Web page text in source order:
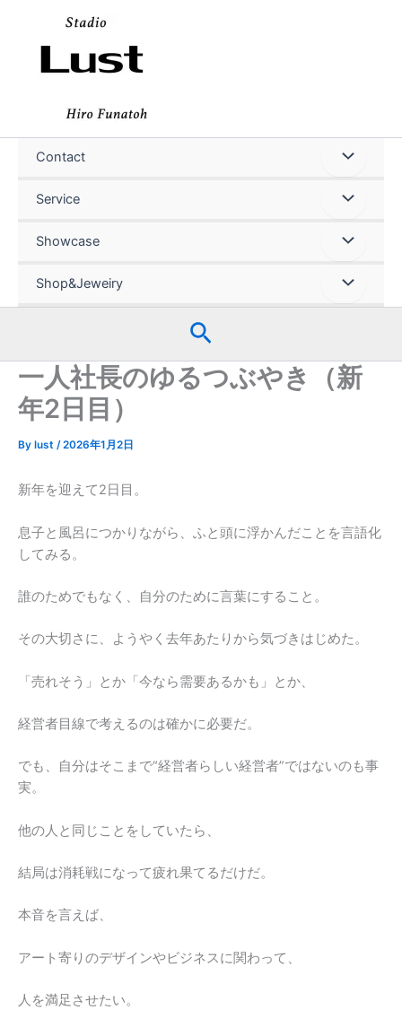
プ
Contact
Service
Showcase
Shop&Jeweiry
検
索
一人社長のゆるつぶやき（新
年2日目）
By lust /2026年1月2日
新年を迎えて2日目。
息子と風呂につかりながら、ふと頭に浮かんだことを言語化
してみる。
誰のためでもなく、自分のために言葉にすること。
その大切さに、ようやく去年あたりから気づきはじめた。
「売れそう」とか「今なら需要あるかも」とか、
経営者目線で考えるのは確かに必要だ。
でも、自分はそこまで“経営者らしい経営者”ではないのも事
実。
他の人と同じことをしていたら、
結局は消耗戦になって疲れ果てるだけだ。
本音を言えば、
アート寄りのデザインやビジネスに関わって、
人を満足させたい。